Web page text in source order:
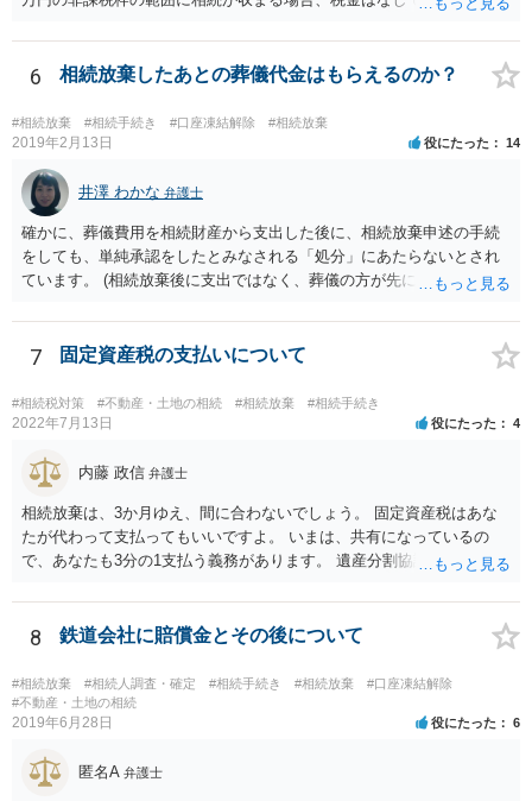
範囲となります。 一般的には、全員で相続する方が税金はお得です。
また、全員で相続しても、話し合いの結果、親がすべて相続と決める
こともできます。この場合でも相続の非課税枠は、全員で相続した540
0万円分使えます。 父が亡くなり、母が全部相続すると、母から三人
で相続する際は、4800万円が非課税枠となります。 そうすると、母が
亡くなってから相続すると、両親のどちらかが亡くなってから相続す
るより非課税の枠が減少します。 計画的に相続をするのがおすすめと
いうことになります。これ以外にも気をつける点はあるかもしれませ
んので、一度相談して想定するのがおすすめと思います。
6 相続放棄したあとの葬儀代金はもらえるのか？
#相続放棄 #相続手続き #口座凍結解除 #相続放棄
2019年2月13日 役にたった 14
井澤 わかな 弁護士
確かに、葬儀費用を相続財産から支出した後に、相続放棄申述の手続
をしても、単純承認をしたとみなされる「処分」にあたらないとされ
ています。 (相続放棄後に支出ではなく、葬儀の方が先に来るのが通常
述の手続ということだと思いますが) ただ、葬儀費用ならいくらでもよ
いということではなく、身分相応の、社会的儀式として当然認められ
る程度の金額に留まると考えた方がよいです。 もし、相続人の皆さん
に葬儀費用を支出する経済力がなく、質素な葬儀を行った費用であれ
ば相続財産から支出しても単純承認と認められない可能性が高いの
7 固定資産税の支払いについて
#相続税対策 #不動産・土地の相続 #相続放棄 #相続手続き
2022年7月13日 役にたった 4
内藤 政信 弁護士
相続放棄は、3か月ゆえ、間に合わないでしょう。 固定資産税はあな
たが代わって支払ってもいいですよ。 いまは、共有になっているの
で、あなたも3分の1支払う義務があります。 遺産分割協議をして、不
払い義務があります。
8 鉄道会社に賠償金とその後について
#相続放棄 #相続人調査・確定 #相続手続き #相続放棄
#口座凍結解除
#不動産・土地の相続
2019年6月28日 役にたった 6
匿名A 弁護士